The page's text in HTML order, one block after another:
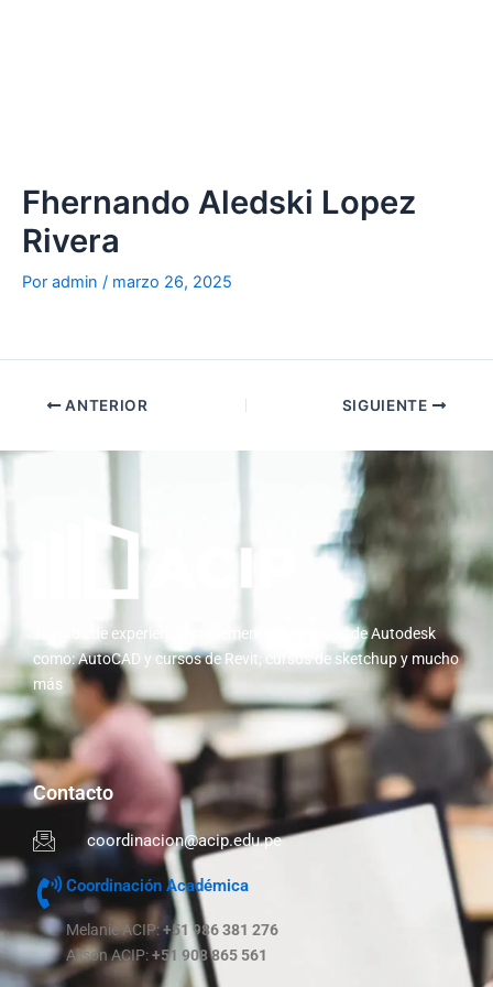
Fhernando Aledski Lopez
Rivera
Por admin / marzo 26, 2025
ANTERIOR SIGUIENTE
10 años de experiencia implementando cursos de Autodesk
como: AutoCAD y cursos de Revit; cursos de sketchup y mucho
más
Contacto
coordinacion@acip.edu.pe
Coordinación Académica
Melanie ACIP:+51 986 381 276
Alison ACIP:+51 908 865 561